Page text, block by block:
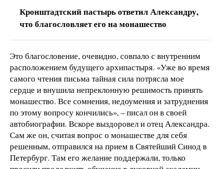
Кронштадтский пастырь ответил Александру,
что благословляет его на монашество
Это благословение, очевидно, совпало с внутренним
расположением будущего архипастыря. «Уже во время
самого чтения письма тайная сила потрясла мое
сердце и внушила непреклонную решимость принять
монашество. Все сомнения, недоумения и затруднения
по этому вопросу кончились», – писал он в своей
автобиографии. Вскоре выздоровел и отец Александра.
Сам же он, считая вопрос о монашестве для себя
решенным, отправился на прием в Святейший Синод в
Петербург. Там его желание поддержали, только